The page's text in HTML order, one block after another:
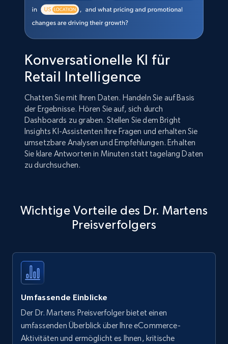
Konversationelle KI für
Retail Intelligence
Chatten Sie mit Ihren Daten. Handeln Sie auf Basis
der Ergebnisse. Hören Sie auf, sich durch
Dashboards zu graben. Stellen Sie dem Bright
Insights KI-Assistenten Ihre Fragen und erhalten Sie
umsetzbare Analysen und Empfehlungen. Erhalten
Sie klare Antworten in Minuten statt tagelang Daten
zu durchsuchen.
Wichtige Vorteile des Dr. Martens
Preisverfolgers
Umfassende Einblicke
Der Dr. Martens Preisverfolger bietet einen
umfassenden Überblick über Ihre eCommerce-
Aktivitäten und ermöglicht es Ihnen, kritische